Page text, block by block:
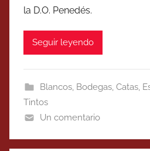
la D.O. Penedés.
Seguir leyendo
Blancos, Bodegas, Catas,
Tintos
Un comentario